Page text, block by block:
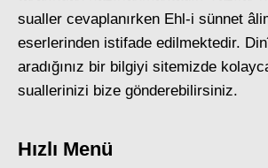
sualler cevaplanırken Ehl-i sünnet
eserlerinden istifade edilmektedir.
aradığınız bir bilgiyi sitemizde
suallerinizi bize gönderebilirsiniz.
Hızlı Menü